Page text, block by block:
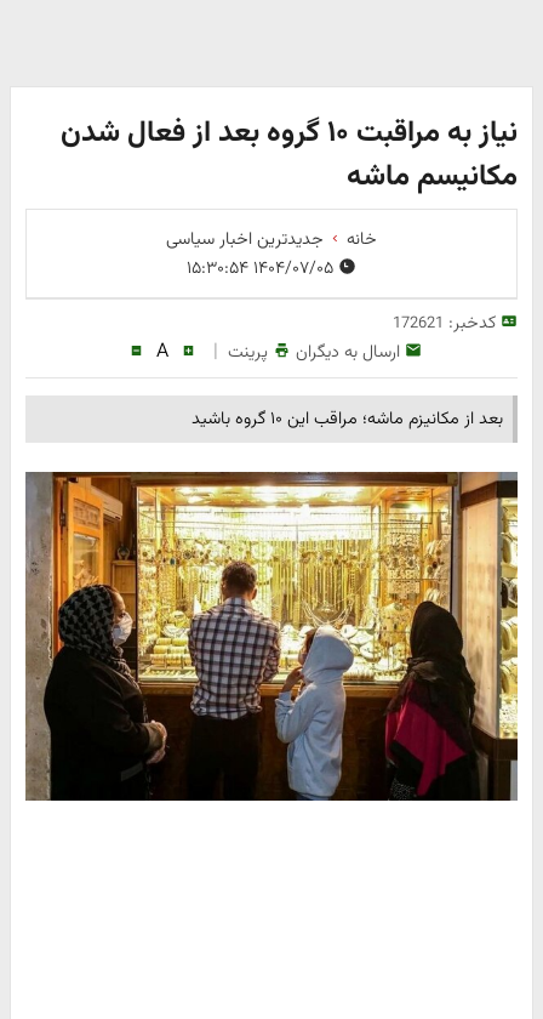
نیاز به مراقبت ۱۰ گروه بعد از فعال شدن
مکانیسم ماشه
خانه
جدیدترین اخبار سیاسی
کدخبر: 172621
ارسال به دیگران پرینت |
A
بعد از مکانیزم ماشه؛ مراقب این ۱۰ گروه باشید